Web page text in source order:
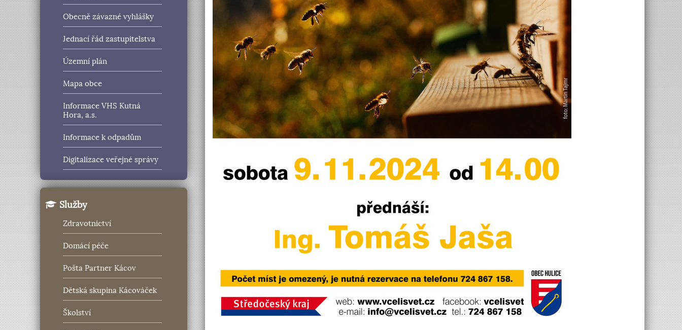
Obecně závazné vyhlášky
Jednací řád zastupitelstva
Územní plán
Mapa obce
Informace VHS Kutná
Hora, a.s.
Informace k odpadům
Digitalizace veřejné správy
Služby
Zdravotnictví
Domácí péče
Pošta Partner Kácov
Dětská skupina Kácováček
Školství